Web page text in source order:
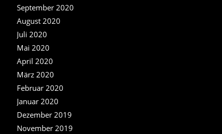
September 2020
August 2020
Juli 2020
Mai 2020
April 2020
März 2020
Februar 2020
Januar 2020
Dezember 2019
November 2019